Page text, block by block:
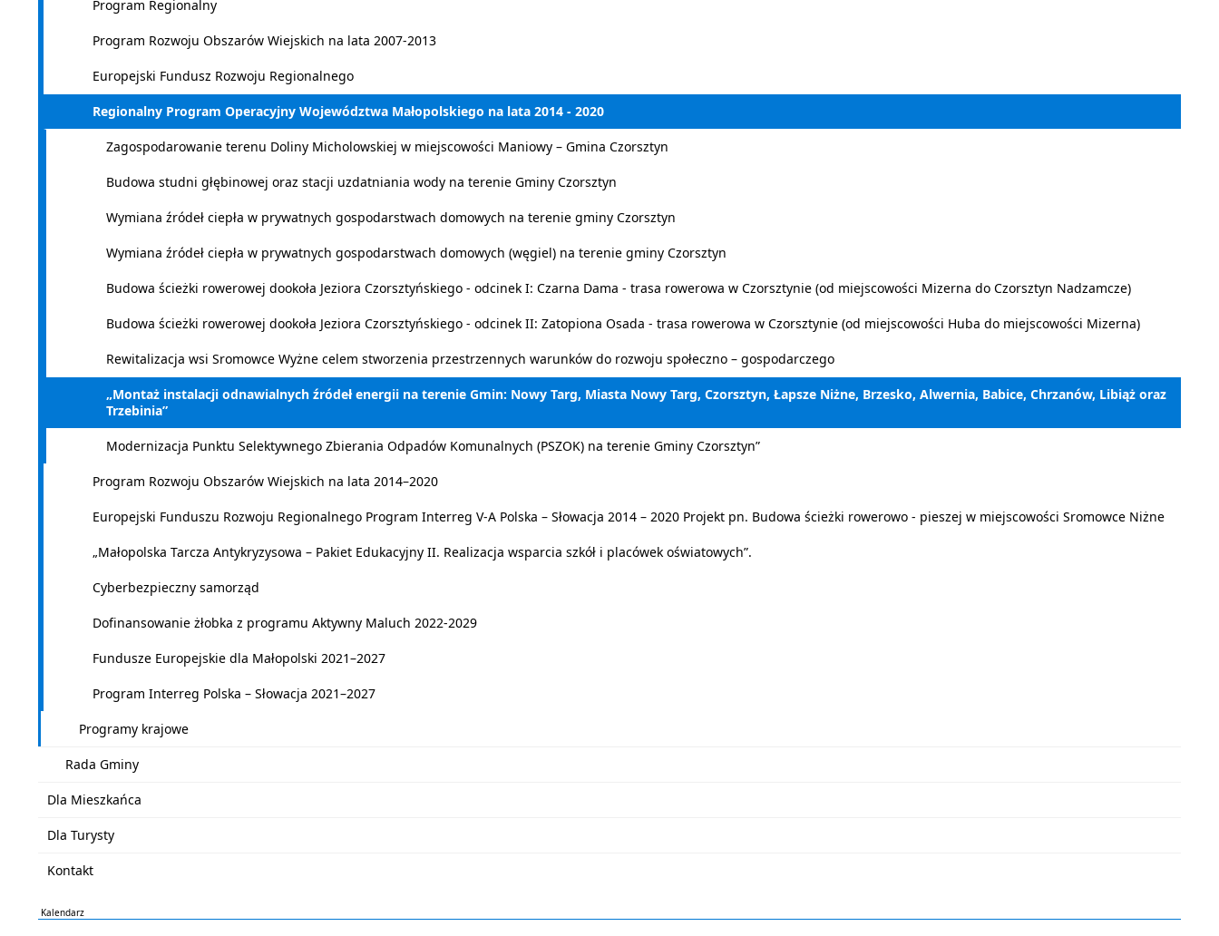
Program Regionalny
Program Rozwoju Obszarów Wiejskich na lata 2007-2013
Europejski Fundusz Rozwoju Regionalnego
Regionalny Program Operacyjny Województwa Małopolskiego na lata 2014 - 2020
Zagospodarowanie terenu Doliny Micholowskiej w miejscowości Maniowy – Gmina Czorsztyn
Budowa studni głębinowej oraz stacji uzdatniania wody na terenie Gminy Czorsztyn
Wymiana źródeł ciepła w prywatnych gospodarstwach domowych na terenie gminy Czorsztyn
Wymiana źródeł ciepła w prywatnych gospodarstwach domowych (węgiel) na terenie gminy Czorsztyn
Budowa ścieżki rowerowej dookoła Jeziora Czorsztyńskiego - odcinek I: Czarna Dama - trasa rowerowa w Czorsztynie (od miejscowości Mizerna do Czorsztyn Nadzamcze)
Budowa ścieżki rowerowej dookoła Jeziora Czorsztyńskiego - odcinek II: Zatopiona Osada - trasa rowerowa w Czorsztynie (od miejscowości Huba do miejscowości Mizerna)
Rewitalizacja wsi Sromowce Wyżne celem stworzenia przestrzennych warunków do rozwoju społeczno – gospodarczego
„Montaż instalacji odnawialnych źródeł energii na terenie Gmin: Nowy Targ, Miasta Nowy Targ, Czorsztyn, Łapsze Niżne, Brzesko, Alwernia, Babice, Chrzanów, Libiąż oraz
Trzebinia”
Modernizacja Punktu Selektywnego Zbierania Odpadów Komunalnych (PSZOK) na terenie Gminy Czorsztyn”
Program Rozwoju Obszarów Wiejskich na lata 2014–2020
Europejski Funduszu Rozwoju Regionalnego Program Interreg V-A Polska – Słowacja 2014 – 2020 Projekt pn. Budowa ścieżki rowerowo - pieszej w miejscowości Sromowce Niżne
„Małopolska Tarcza Antykryzysowa – Pakiet Edukacyjny II. Realizacja wsparcia szkół i placówek oświatowych”.
Cyberbezpieczny samorząd
Dofinansowanie żłobka z programu Aktywny Maluch 2022-2029
Fundusze Europejskie dla Małopolski 2021–2027
Program Interreg Polska – Słowacja 2021–2027
Programy krajowe
Rada Gminy
Dla Mieszkańca
Dla Turysty
Kontakt
Kalendarz